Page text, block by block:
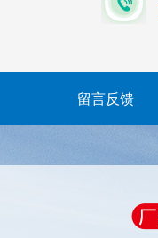
留言反馈